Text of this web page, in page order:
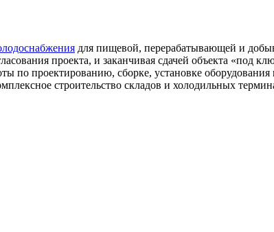
для пищевой, перерабатывающей и
проекта, и заканчивая сдачей объекта «под
по проектированию, сборке, установке оборудования
строительство складов и холодильных